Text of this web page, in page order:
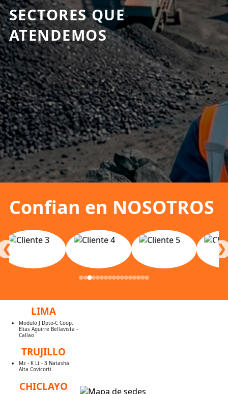
SECTORES QUE
ATENDEMOS
Confian en NOSOTROS
❮ ❯
LIMA
Modulo J Dpto-C Coop.
Elias Aguirre Bellavista -
Callao
TRUJILLO
Mz - K Lt - 3 Natasha
Alta Covicorti
CHICLAYO